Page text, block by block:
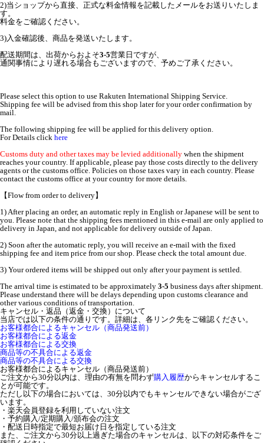
2)当ショップから直接、正式な料金情報を記載したメールをお送りいたしま
す。
料金をご確認ください。
3)入金確認後、商品を発送いたします。
配送期間は、出荷からおよそ3-5営業日ですが、
通関事情により遅れる場合もございますので、予めご了承ください。
Please select this option to use Rakuten International Shipping Service.
Shipping fee will be advised from this shop later for your order confirmation by
mail.
The following shipping fee will be applied for this delivery option.
For Details click here
Customs duty and other taxes may be levied additionally when the shipment
reaches your country. If applicable, please pay those costs directly to the delivery
agents or the customs office. Policies on those taxes vary in each country. Please
contact the customs office at your country for more details.
【Flow from order to delivery】
1) After placing an order, an automatic reply in English or Japanese will be sent to
you. Please note that the shipping fees mentioned in this e-mail are only applied to
delivery in Japan, and not applicable for delivery outside of Japan.
2) Soon after the automatic reply, you will receive an e-mail with the fixed
shipping fee and item price from our shop. Please check the total amount due.
3) Your ordered items will be shipped out only after your payment is settled.
The arrival time is estimated to be approximately 3-5 business days after shipment.
Please understand there will be delays depending upon customs clearance and
other various conditions of transportation.
キャンセル・返品（返金・交換）について
当店では以下の条件の通りです。詳細は、各リンク先をご確認ください。
お客様都合によるキャンセル（商品発送前）
お客様都合による返金
お客様都合による交換
商品等の不具合による返金
商品等の不具合による交換
お客様都合によるキャンセル（商品発送前）
ご注文から30分以内は、理由の有無を問わず購入履歴からキャンセルするこ
とが可能です。
ただし以下の場合においては、30分以内でもキャンセルできない場合がござ
います。
・楽天会員登録を利用していない注文
・予約購入/定期購入/頒布会の注文
・配送日時指定で最短お届け日を指定している注文
また、ご注文から30分以上過ぎた場合のキャンセルは、以下の対応条件をご